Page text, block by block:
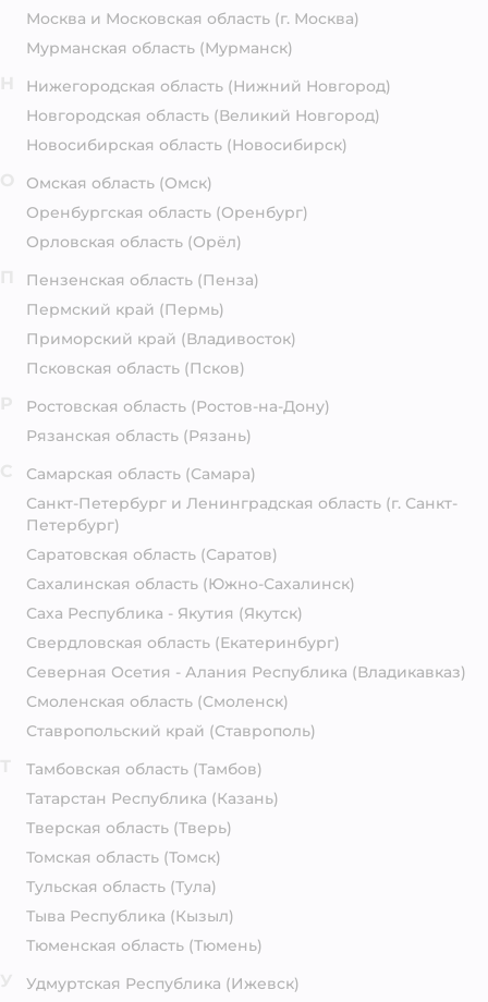
Москва и Московская область (г. Москва)
Мурманская область (Мурманск)
Нижегородская область (Нижний Новгород)
Новгородская область (Великий Новгород)
Новосибирская область (Новосибирск)
Омская область (Омск)
Оренбургская область (Оренбург)
Орловская область (Орёл)
Пензенская область (Пенза)
Пермский край (Пермь)
Приморский край (Владивосток)
Псковская область (Псков)
Ростовская область (Ростов-на-Дону)
Рязанская область (Рязань)
Самарская область (Самара)
Санкт-Петербург и Ленинградская область (г. Санкт-
Петербург)
Саратовская область (Саратов)
Сахалинская область (Южно-Сахалинск)
Саха Республика - Якутия (Якутск)
Свердловская область (Екатеринбург)
Северная Осетия - Алания Республика (Владикавказ)
Смоленская область (Смоленск)
Ставропольский край (Ставрополь)
Тамбовская область (Тамбов)
Татарстан Республика (Казань)
Тверская область (Тверь)
Томская область (Томск)
Тульская область (Тула)
Тыва Республика (Кызыл)
Тюменская область (Тюмень)
Удмуртская Республика (Ижевск)